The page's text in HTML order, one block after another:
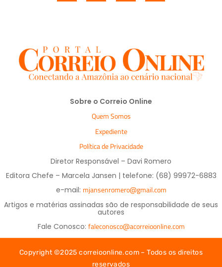
Sobre o Correio Online
Quem Somos
Expediente
Política de Privacidade
Diretor Responsável – Davi Romero
Editora Chefe – Marcela Jansen | telefone: (68) 99972-6883
e-mail: mjansenromero@gmail.com
Artigos e matérias assinadas são de responsabilidade de seus
autores
Fale Conosco: faleconosco@acorreioonline.com
Copyright ©2025 correioonline.com – Todos os direitos
reservados